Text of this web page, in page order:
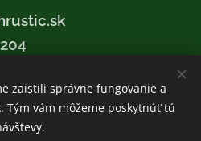
Cookies
zaistili správne fungovanie a
Tým vám môžeme poskytnúť tú